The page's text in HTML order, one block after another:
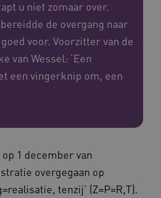
u niet zomaar over.
de overgang naar
voor. Voorzitter van de
van Wessel: ‘Een
een vingerknip om, een
1 december van
overgegaan op
tenzij’ (Z=P=R,T).